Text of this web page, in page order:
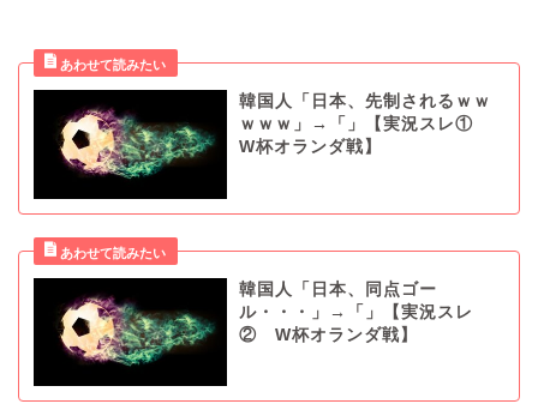
韓国人「日本、先制されるｗｗ
ｗｗｗ」→「」【実況スレ①
W杯オランダ戦】
韓国人「日本、同点ゴー
ル・・・」→「」【実況スレ
② W杯オランダ戦】